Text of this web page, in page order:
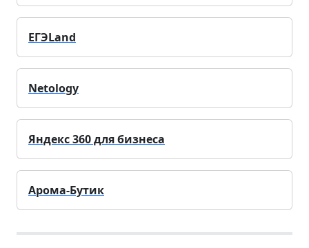
ЕГЭLand
Netology
Яндекс 360 для бизнеса
Арома-Бутик